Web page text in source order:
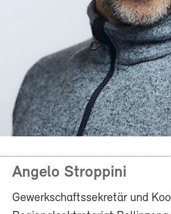
Angelo Stroppini
Gewerkschaftssekretär und